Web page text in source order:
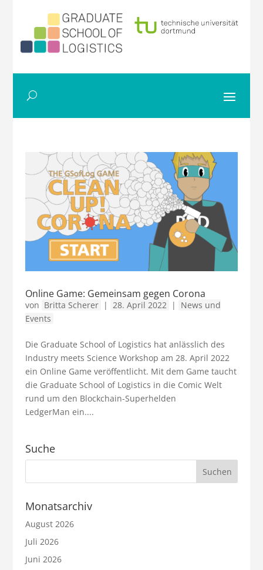
Online Game: Gemeinsam gegen Corona
von Britta Scherer | 28. April 2022 |
News und
Events
Die Graduate School of Logistics hat anlässlich des
Industry meets Science Workshop am 28. April 2022
ein Online Game veröffentlicht. Mit dem Game taucht
die Graduate School of Logistics in die Comic Welt
rund um den Blockchain-Superhelden
LedgerMan ein....
Suche
Monatsarchiv
August 2026
Juli 2026
Juni 2026